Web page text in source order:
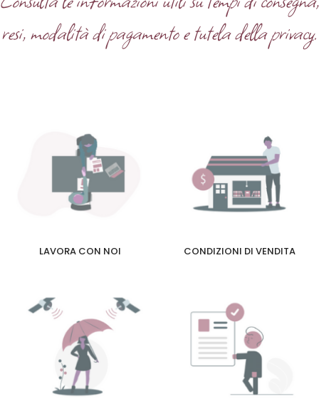
resi, modalità di pagamento e tutela della privacy.
LAVORA CON NOI CONDIZIONI DI VENDITA